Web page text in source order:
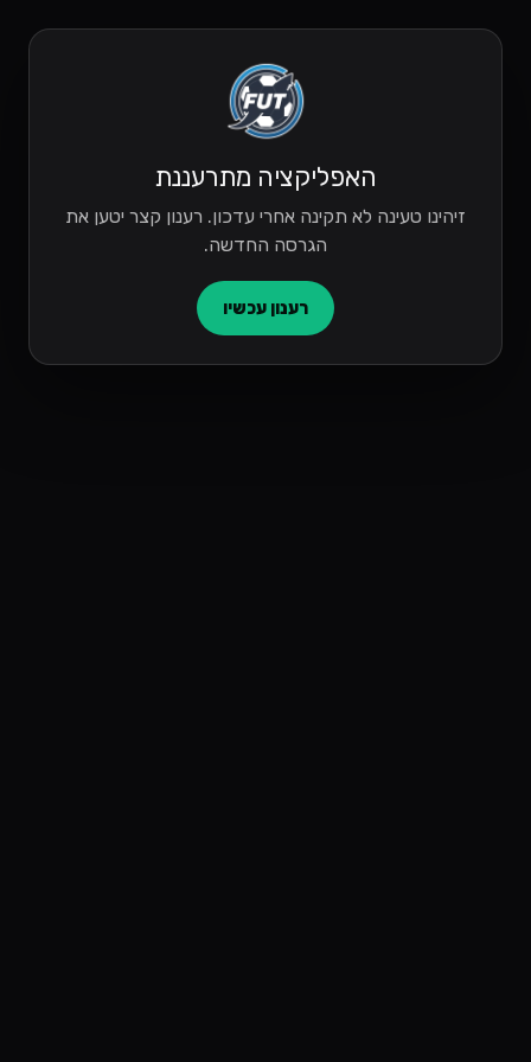
האפליקציה מתרעננת
זיהינו טעינה לא תקינה אחרי עדכון. רענון קצר יטען את
הגרסה החדשה.
רענון עכשיו